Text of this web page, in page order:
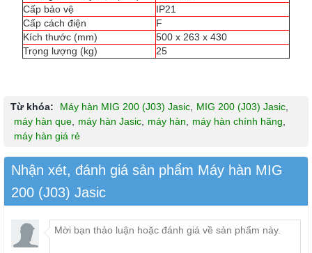
Cấp bảo vệ
IP21
Cấp cách điện
F
Kích thước (mm)
500 x 263 x 430
Trọng lượng (kg)
25
Từ khóa: Máy hàn MIG 200 (J03) Jasic MIG 200 (J03) Jasic
máy hàn que
máy hàn Jasic máy hàn máy hàn chính hãng
máy hàn giá rẻ
Nhận xét, đánh giá sản phẩm Máy hàn MIG
200 (J03) Jasic